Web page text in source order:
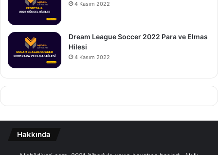
4 Kasım 2022
Dream League Soccer 2022 Para ve Elmas
Hilesi
4 Kasım 2022
Hakkında